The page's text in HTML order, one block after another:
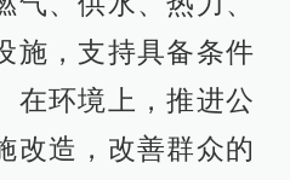
施，支持具备条件
在环境上，推进公
改造，改善群众的